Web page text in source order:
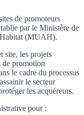
de promoteurs
par le Ministère de
(MUAH).
site, les projets
de promotion
le cadre du processus
le secteur
les acquéreurs.
pour :